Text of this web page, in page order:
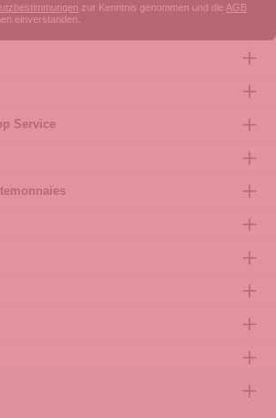
zur Kenntnis genommen und die AGB
einverstanden.
Service